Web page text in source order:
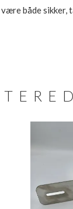
både sikker,